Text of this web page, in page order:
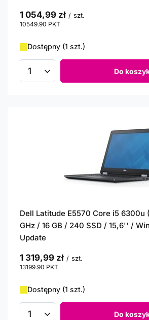
1 054,99 zł / szt.
10549.90 PKT
Dostępny (1 szt.)
Ilość produktów Do
Dell Latitude E5570 Core i5 6300u
GHz / 16 GB / 240 SSD / 15,6'' /
Update
1 319,99 zł / szt.
13199.90 PKT
Dostępny (1 szt.)
Do